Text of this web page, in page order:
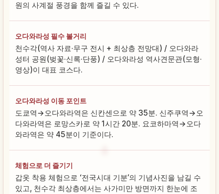
원의 사계절 풍경을 함께 즐길 수 있다.
오다와라성 필수 볼거리
천수각(역사 자료·무구 전시 + 최상층 전망대) / 오다와라
성터 공원(벚꽃·신록·단풍) / 오다와라성 역사견문관(모형·
영상)이 대표 코스다.
오다와라성 이동 포인트
도쿄역→오다와라역은 신칸센으로 약 35분. 신주쿠역→오
다와라역은 로망스카로 약 1시간 20분. 요코하마역→오다
와라역은 약 45분이 기준이다.
체험으로 더 즐기기
갑옷 착용 체험으로 ‘전국시대 기분’의 기념사진을 남길 수
있고, 천수각 최상층에서는 사가미만 방면까지 한눈에 조